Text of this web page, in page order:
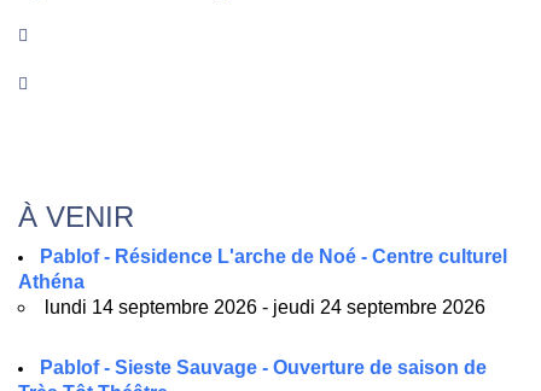
À VENIR
Pablof - Résidence L'arche de Noé - Centre culturel
Athéna
lundi 14 septembre 2026 - jeudi 24 septembre 2026
Pablof - Sieste Sauvage - Ouverture de saison de